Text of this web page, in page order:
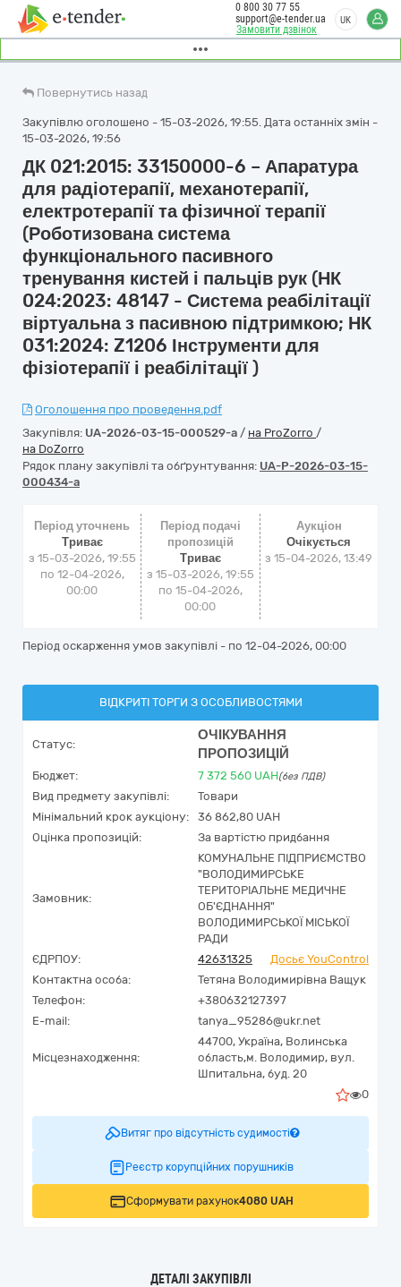
Замовити дзвінок
0 800 30 77 55
support@e-tender.ua
UK
Повернутись назад
Закупівлю оголошено - 15-03-2026, 19:55. Дата останніх змін -
15-03-2026, 19:56
ДК 021:2015: 33150000-6 – Апаратура
для радіотерапії, механотерапії,
електротерапії та фізичної терапії
(Роботизована система
функціонального пасивного
тренування кистей і пальців рук (НК
024:2023: 48147 - Система реабілітації
віртуальна з пасивною підтримкою; НК
031:2024: Z1206 Інструменти для
фізіотерапії і реабілітації )
Оголошення про проведення.pdf
Закупівля: UA-2026-03-15-000529-a / на ProZorro /
на DoZorro
Рядок плану закупівлі та обґрунтування: UA-P-2026-03-15-
000434-a
Період уточнень
Триває
з 15-03-2026, 19:55
по 12-04-2026,
00:00
Період подачі
пропозицій
Триває
з 15-03-2026, 19:55
по 15-04-2026,
00:00
Аукціон
Очікується
з15-04-2026, 13:49
Період оскарження умов закупівлі - по 12-04-2026, 00:00
ВІДКРИТІ ТОРГИ З ОСОБЛИВОСТЯМИ
Статус:
ОЧІКУВАННЯ
ПРОПОЗИЦІЙ
Бюджет: 7 372 560 UAH(без ПДВ)
Вид предмету закупівлі:
Товари
Мінімальний крок аукціону:
36 862,80 UAH
Оцінка пропозицій:
За вартістю придбання
Замовник:
КОМУНАЛЬНЕ ПІДПРИЄМСТВО
"ВОЛОДИМИРСЬКЕ
ТЕРИТОРІАЛЬНЕ МЕДИЧНЕ
ОБ'ЄДНАННЯ"
ВОЛОДИМИРСЬКОЇ МІСЬКОЇ
РАДИ
ЄДРПОУ:
42631325
Досьє YouControl
Контактна особа:
Тетяна Володимирівна Ващук
Телефон:
+380632127397
E-mail:
tanya_95286@ukr.net
Місцезнаходження:
44700, Україна, Волинська
область,м. Володимир, вул.
Шпитальна, буд. 20
0
Витяг про відсутність судимості
Реєстр корупційних порушників
Сформувати рахунок4080 UAH
ДЕТАЛІ ЗАКУПІВЛІ